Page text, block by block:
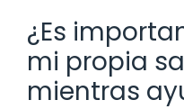
¿Es
mi propia
mientras